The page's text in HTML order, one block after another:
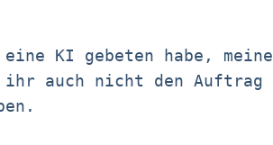
KI gebeten habe, meine
ihr auch nicht den Auftrag